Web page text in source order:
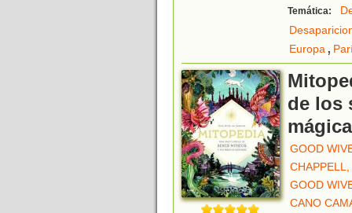
Temática:
Europa,
de los
GOOD
GOOD
CANO